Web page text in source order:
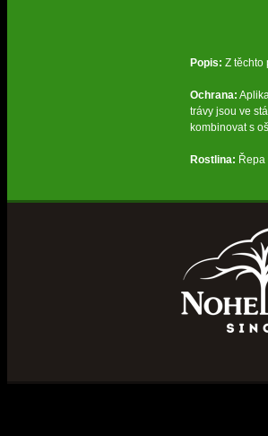
Popis: Z těchto
Ochrana:
trávy jsou ve
kombinovat s
Rostlina: Řepa